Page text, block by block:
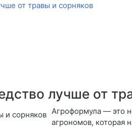
от травы и сорняков
лучше от
Агроформула — это
агрономов, которая